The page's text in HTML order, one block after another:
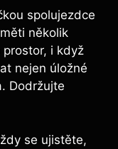
spolujezdce
několik
i když
nejen úložné
Dodržujte
se ujistěte,